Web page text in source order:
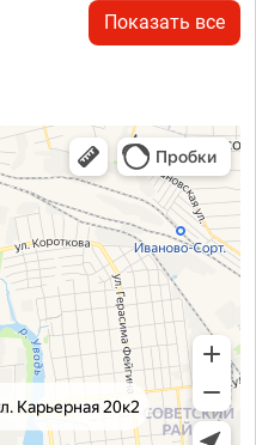
Показать все